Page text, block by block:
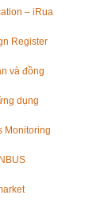
– iRua
Register
và đồng
dụng
Monitoring